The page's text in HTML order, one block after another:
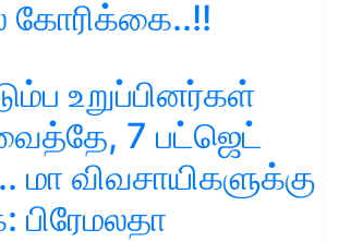
கோரிக்கை..!!
உறுப்பினர்கள்
7 பட்ஜெட்
மா விவசாயிகளுக்கு